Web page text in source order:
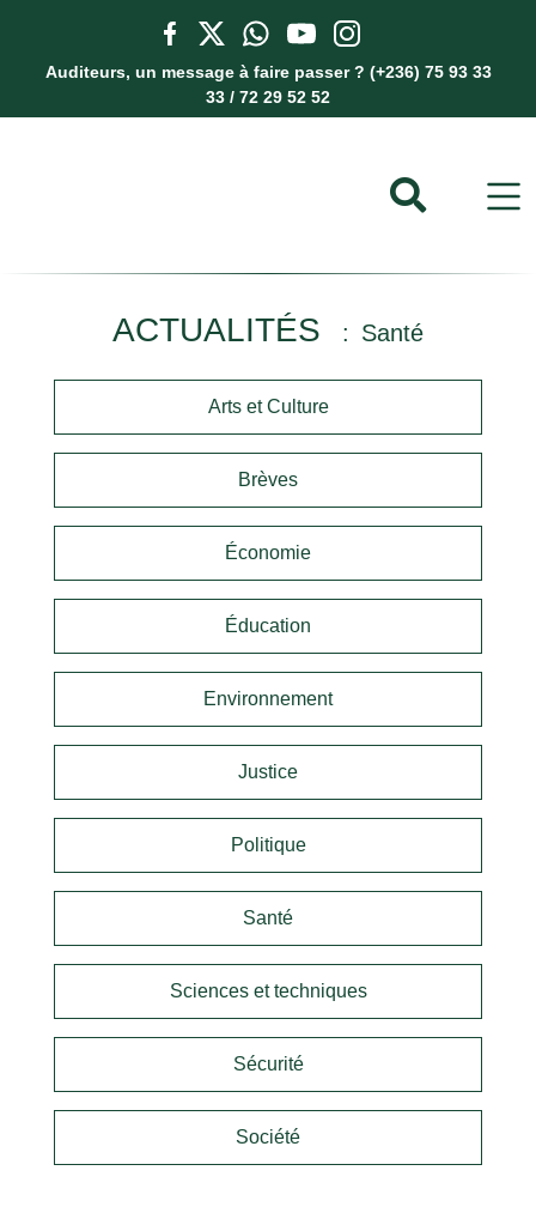
Auditeurs, un message à faire passer ? (+236) 75 93 33
33 / 72 29 52 52
ACTUALITÉS Santé
Arts et Culture
Brèves
Économie
Éducation
Environnement
Justice
Politique
Santé
Sciences et techniques
Sécurité
Société